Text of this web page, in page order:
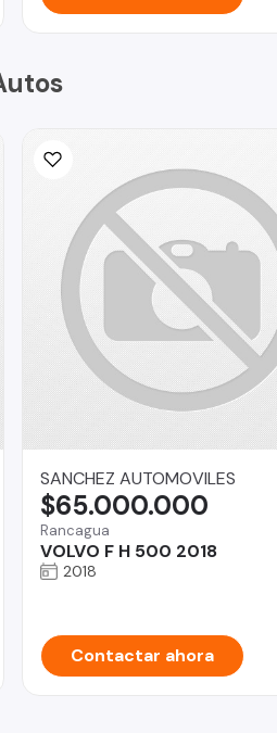
SANCHEZ AUTOMOVILES
Rancagua
VOLVO F H 500 2018
$65.000.000
2018
Contactar ahora